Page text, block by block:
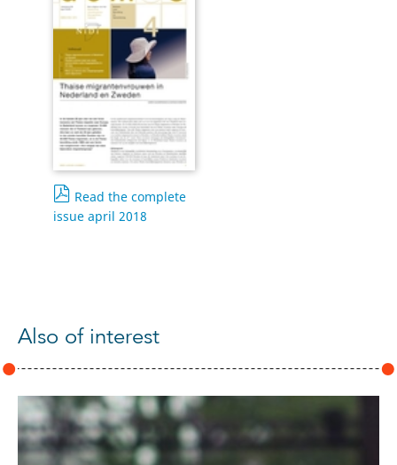
Read the complete
issue april 2018
Also of interest